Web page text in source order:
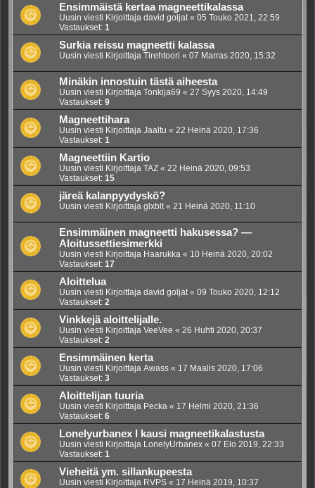
Ensimmäistä kertaa magneettikalassa
Uusin viesti Kirjoittaja david goljat« 05 Touko 2021, 22:59
Vastaukset: 1
Surkia reissu magneetti kalassa
Uusin viesti Kirjoittaja Tirehtoori « 07 Marras 2020, 15:32
Minäkin innostuin tästä aiheesta
Uusin viesti Kirjoittaja Tonkija69 « 27 Syys 2020, 14:49
Vastaukset: 9
Magneettihara
Uusin viesti Kirjoittaja Jaaltu « 22 Heinä 2020, 17:36
Vastaukset: 1
Magneettiin Kartio
Uusin viesti Kirjoittaja TAZ « 22 Heinä 2020, 09:53
Vastaukset: 15
järeä kalanpyydyskö?
Uusin viesti Kirjoittaja glxblt« 21 Heinä 2020, 11:10
Ensimmäinen magneetti hakusessa? —
Aloitussettiesimerkki
Uusin viesti Kirjoittaja Haarukka « 10 Heinä 2020, 20:02
Vastaukset: 17
Aloittelua
Uusin viesti Kirjoittaja david goljat« 09 Touko 2020, 12:12
Vastaukset: 2
Vinkkejä aloittelijalle.
Uusin viesti Kirjoittaja VeeVee « 26 Huhti 2020, 20:37
Vastaukset: 2
Ensimmäinen kerta
Uusin viesti Kirjoittaja Awass « 17 Maalis 2020, 17:06
Vastaukset: 3
Aloittelijan tuuria
Uusin viesti Kirjoittaja Pecka « 17 Helmi 2020, 21:36
Vastaukset: 6
Lonelyurbanex I kausi magneetikalastusta
Uusin viesti Kirjoittaja LonelyUrbanex « 07 Elo 2019, 22:33
Vastaukset: 1
Vieheitä ym. sillankupeesta
Uusin viesti Kirjoittaja RVPS « 17 Heinä 2019, 10:37